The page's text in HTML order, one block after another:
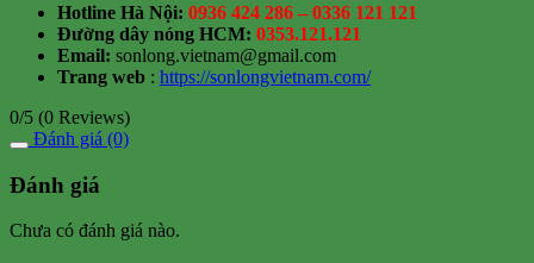
Hotline Hà Nội: 0936 424 286 – 0336 121 121
Đường dây nóng HCM: 0353.121.121
Email: sonlong.vietnam@gmail.com
Trang web : https://sonlongvietnam.com/
0/5 (0 Reviews)
Đánh giá (0)
Đánh giá
Chưa có đánh giá nào.